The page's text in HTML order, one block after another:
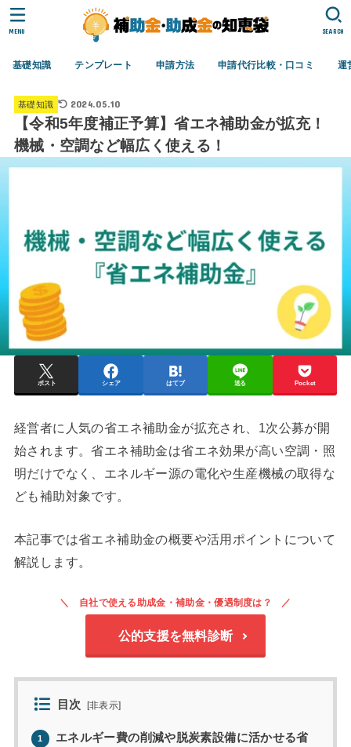
基礎知識 テンプレート 申請方法 申請代行比較・口コミ 運
SEARCH
MENU
基礎知識 2024.05.10
【令和5年度補正予算】省エネ補助金が拡充！
機械・空調など幅広く使える！
ポスト シェア はてブ 送る Pocket
経営者に人気の省エネ補助金が拡充され、1次公募が開
始されます。省エネ補助金は省エネ効果が高い空調・照
明だけでなく、エネルギー源の電化や生産機械の取得な
ども補助対象です。
本記事では省エネ補助金の概要や活用ポイントについて
解説します。
自社で使える助成金・補助金・優遇制度は？
公的支援を無料診断
目次 [非表示]
1
エネルギー費の削減や脱炭素設備に活かせる省